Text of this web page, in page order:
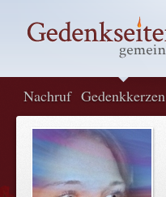
Nachruf Gedenkkerzen